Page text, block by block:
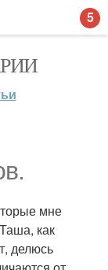
мне
как
делюсь
5